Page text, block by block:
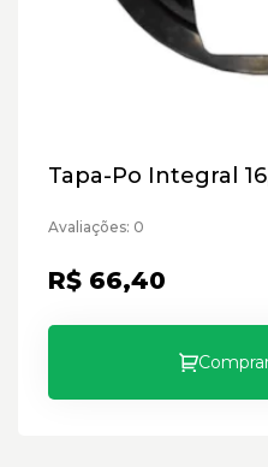
Tapa-Po Integral
Avaliações: 0
R$ 66,40